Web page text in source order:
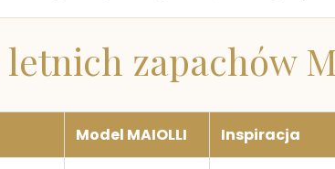
zapachów
Model MAIOLLI Inspiracja